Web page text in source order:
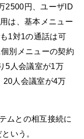
2500円、ユーザID
は、基本メニュー
1対1の通話は可
別メニューの契約
5人会議室が1万
20人会議室が4万
ムとの相互接続に
いう。